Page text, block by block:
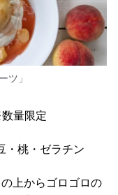
ツ」
数量限定
・桃・ゼラチン
上からゴロゴロの